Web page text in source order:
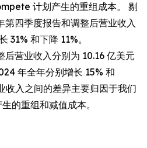
计划产生的重组成本。 剔
第四季度报告和调整后营业收入
31% 和下降 11%。
营业收入分别为 10.16 亿美元
年全年分别增长 15% 和
收入之间的差异主要归因于我们
的重组和减值成本。